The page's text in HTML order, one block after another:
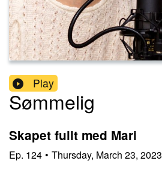
Play
Sømmelig
Skapet fullt med Mari
Ep. 124 • Thursday, March 23, 2023